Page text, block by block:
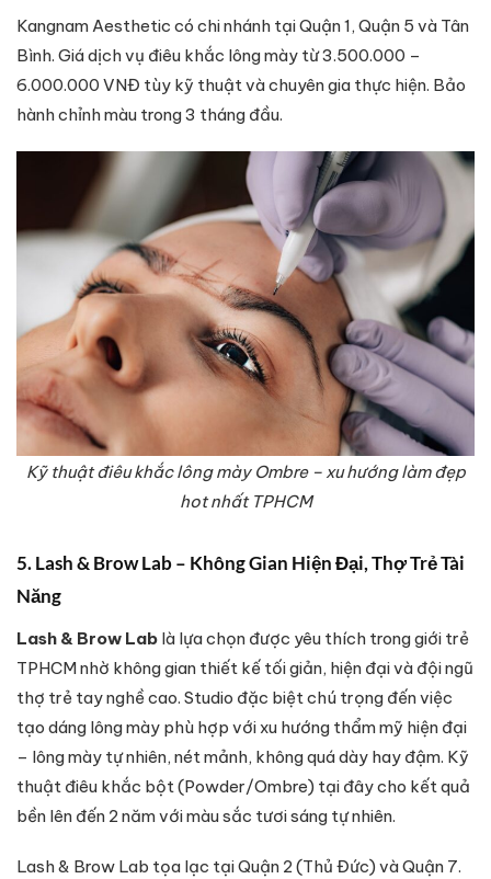
Kangnam Aesthetic có chi nhánh tại Quận 1, Quận 5 và Tân
Bình. Giá dịch vụ điêu khắc lông mày từ 3.500.000 –
6.000.000 VNĐ tùy kỹ thuật và chuyên gia thực hiện. Bảo
hành chỉnh màu trong 3 tháng đầu.
Kỹ thuật điêu khắc lông mày Ombre – xu hướng làm đẹp
hot nhất TPHCM
5. Lash & Brow Lab – Không Gian Hiện Đại, Thợ Trẻ Tài
Năng
Lash & Brow Lab là lựa chọn được yêu thích trong giới trẻ
TPHCM nhờ không gian thiết kế tối giản, hiện đại và đội ngũ
thợ trẻ tay nghề cao. Studio đặc biệt chú trọng đến việc
tạo dáng lông mày phù hợp với xu hướng thẩm mỹ hiện đại
– lông mày tự nhiên, nét mảnh, không quá dày hay đậm. Kỹ
thuật điêu khắc bột (Powder/Ombre) tại đây cho kết quả
bền lên đến 2 năm với màu sắc tươi sáng tự nhiên.
Lash & Brow Lab tọa lạc tại Quận 2 (Thủ Đức) và Quận 7.